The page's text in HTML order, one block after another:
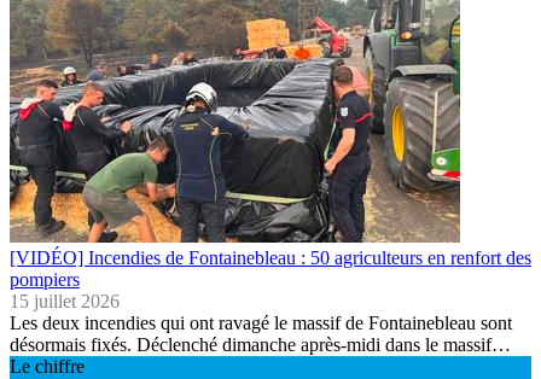
[VIDÉO] Incendies de Fontainebleau : 50 agriculteurs en renfort des
pompiers
15 juillet 2026
Les deux incendies qui ont ravagé le massif de Fontainebleau sont
désormais fixés. Déclenché dimanche après-midi dans le massif…
Le chiffre